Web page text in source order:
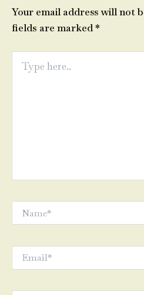
Your email address will not
fields are marked*
here..